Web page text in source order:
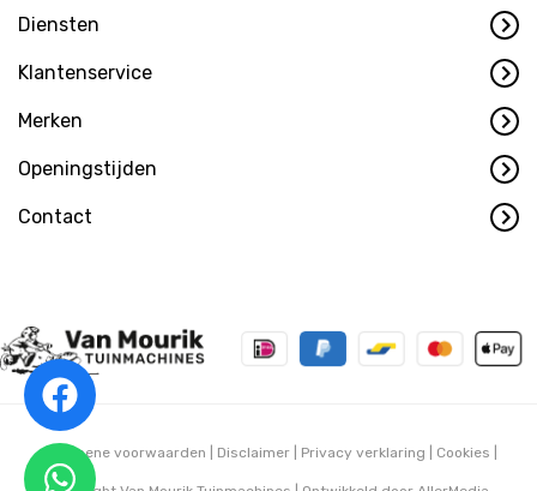
Diensten
Klantenservice
Merken
Openingstijden
Contact
Algemene voorwaarden Disclaimer| Privacy verklaring Cookies